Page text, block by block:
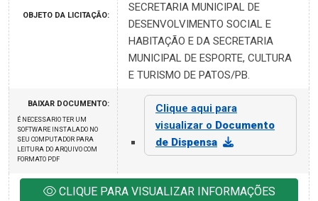
OBJETO DA LICITAÇÃO:
SECRETARIA MUNICIPAL DE
DESENVOLVIMENTO SOCIAL E
HABITAÇÃO E DA SECRETARIA
MUNICIPAL DE ESPORTE, CULTURA
E TURISMO DE PATOS/PB.
BAIXAR DOCUMENTO:
É NECESSARIO TER UM
SOFTWARE INSTALADO NO
SEU COMPUTADOR PARA
LEITURA DO ARQUIVO COM
FORMATO PDF
Clique aqui para
visualizar o Documento
de Dispensa
CLIQUE PARA VISUALIZAR INFORMAÇÕES